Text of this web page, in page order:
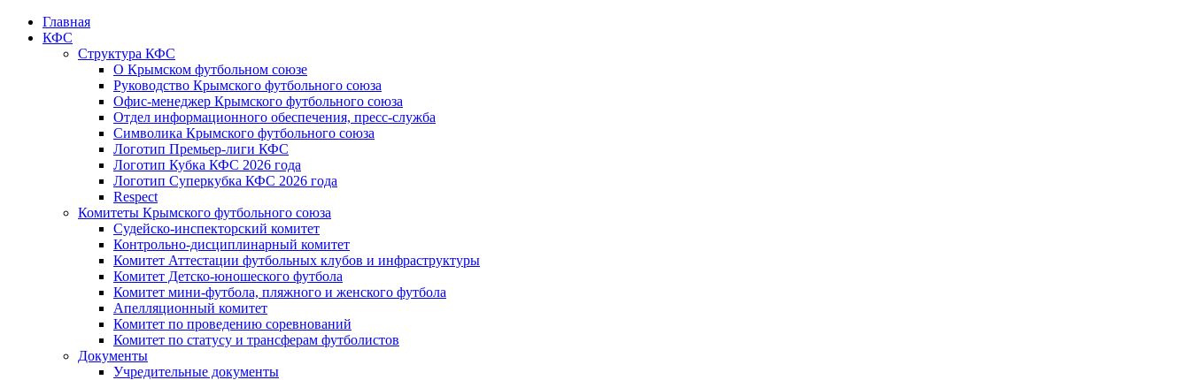
Главная
КФС
Структура КФС
О Крымском футбольном союзе
Руководство Крымского футбольного союза
Офис-менеджер Крымского футбольного союза
Отдел информационного обеспечения, пресс-служба
Символика Крымского футбольного союза
Логотип Премьер-лиги КФС
Логотип Кубка КФС 2026 года
Логотип Суперкубка КФС 2026 года
Respect
Комитеты Крымского футбольного союза
Судейско-инспекторский комитет
Контрольно-дисциплинарный комитет
Комитет Аттестации футбольных клубов и инфраструктуры
Комитет Детско-юношеского футбола
Комитет мини-футбола, пляжного и женского футбола
Апелляционный комитет
Комитет по проведению соревнований
Комитет по статусу и трансферам футболистов
Документы
Учредительные документы